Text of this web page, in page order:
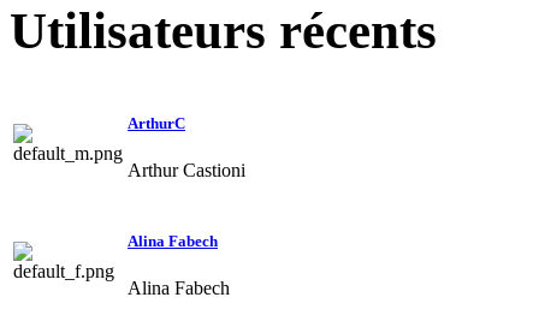
Utilisateurs récents
ArthurC
Arthur Castioni
Alina Fabech
Alina Fabech